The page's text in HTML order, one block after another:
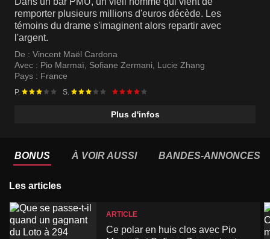
remporter plusieurs millions d'euros décède. Les
témoins du drame s'imaginent alors repartir avec
l'argent.
De : Vincent Maël Cardona
Avec : Pio Marmaï, Sofiane Zermani, Lucie Zhang
Pays : France
P. S.
Plus d'infos
BONUS À VOIR AUSSI BANDES-ANNONCES
Les articles
ARTICLE
Ce polar en huis clos avec Pio